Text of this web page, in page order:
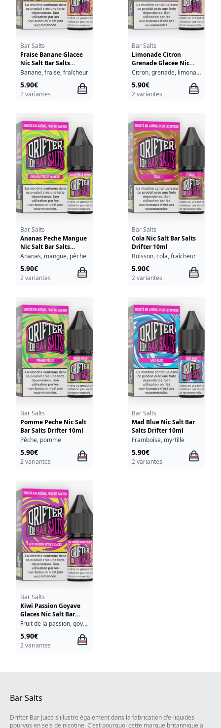
Bar Salts
Fraise Banane Glacee
Nic Salt Bar Salts
Drifter 10ml
Banane, fraise, fraîcheur
5.90€
2 variantes
Bar Salts
Limonade Citron
Grenade Glacee Nic
Salt Bar Salts Drifter
Citron, grenade, limonade, fraîcheur
5.90€
2 variantes
Bar Salts
Ananas Peche Mangue
Nic Salt Bar Salts
Drifter 10ml
Ananas, mangue, pêche
5.90€
2 variantes
Bar Salts
Cola Nic Salt Bar Salts
Drifter 10ml
Boisson, cola, fraîcheur
5.90€
2 variantes
Bar Salts
Pomme Peche Nic Salt
Bar Salts Drifter 10ml
Pêche, pomme
5.90€
2 variantes
Bar Salts
Mad Blue Nic Salt Bar
Salts Drifter 10ml
Framboise, myrtille
5.90€
2 variantes
Bar Salts
Kiwi Passion Goyave
Glaces Nic Salt Bar
Salts Drifter 10ml
Fruit de la passion, goyave, kiwi, fraîcheur
5.90€
2 variantes
Bar Salts
Drifter Bar Juice s'illustre également dans la fabrication d'e-liquides
pourvus en sels de nicotine. C'est pourquoi cette marque britannique a